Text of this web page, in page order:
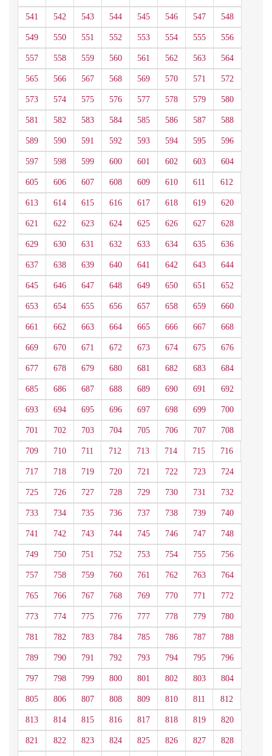
541 542 543 544 545 546 547 548
549 550 551 552 553 554 555 556
557 558 559 560 561 562 563 564
565 566 567 568 569 570 571 572
573 574 575 576 577 578 579 580
581 582 583 584 585 586 587 588
589 590 591 592 593 594 595 596
597 598 599 600 601 602 603 604
605 606 607 608 609 610 611 612
613 614 615 616 617 618 619 620
621 622 623 624 625 626 627 628
629 630 631 632 633 634 635 636
637 638 639 640 641 642 643 644
645 646 647 648 649 650 651 652
653 654 655 656 657 658 659 660
661 662 663 664 665 666 667 668
669 670 671 672 673 674 675 676
677 678 679 680 681 682 683 684
685 686 687 688 689 690 691 692
693 694 695 696 697 698 699 700
701 702 703 704 705 706 707 708
709 710 711 712 713 714 715 716
717 718 719 720 721 722 723 724
725 726 727 728 729 730 731 732
733 734 735 736 737 738 739 740
741 742 743 744 745 746 747 748
749 750 751 752 753 754 755 756
757 758 759 760 761 762 763 764
765 766 767 768 769 770 771 772
773 774 775 776 777 778 779 780
781 782 783 784 785 786 787 788
789 790 791 792 793 794 795 796
797 798 799 800 801 802 803 804
805 806 807 808 809 810 811 812
813 814 815 816 817 818 819 820
821 822 823 824 825 826 827 828